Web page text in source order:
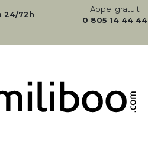
24/72h
Appel gratuit
0 805 14 44 44